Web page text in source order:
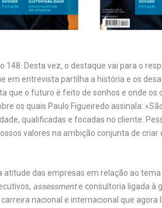
148. Desta vez, o destaque vai para o
em entrevista partilha a história e os
que o futuro é feito de sonhos e onde os
os quais Paulo Figueiredo assinala:
qualificadas e focadas no cliente.
valores na ambição conjunta de criar
das empresas em relação ao
assessmente consultoria ligada à
nacional e internacional que agora